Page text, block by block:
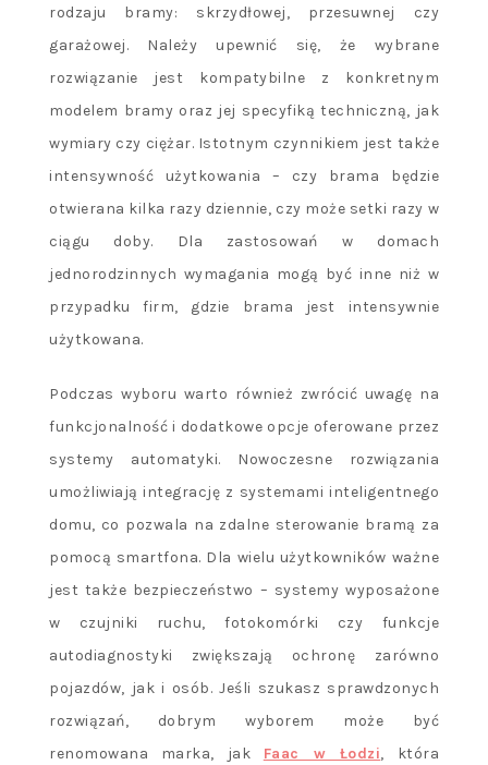
rodzaju bramy: skrzydłowej, przesuwnej czy
garażowej. Należy upewnić się, że wybrane
rozwiązanie jest kompatybilne z konkretnym
modelem bramy oraz jej specyfiką techniczną, jak
wymiary czy ciężar. Istotnym czynnikiem jest także
intensywność użytkowania – czy brama będzie
otwierana kilka razy dziennie, czy może setki razy w
ciągu doby. Dla zastosowań w domach
jednorodzinnych wymagania mogą być inne niż w
przypadku firm, gdzie brama jest intensywnie
użytkowana.
Podczas wyboru warto również zwrócić uwagę na
funkcjonalność i dodatkowe opcje oferowane przez
systemy automatyki. Nowoczesne rozwiązania
umożliwiają integrację z systemami inteligentnego
domu, co pozwala na zdalne sterowanie bramą za
pomocą smartfona. Dla wielu użytkowników ważne
jest także bezpieczeństwo – systemy wyposażone
w czujniki ruchu, fotokomórki czy funkcje
autodiagnostyki zwiększają ochronę zarówno
pojazdów, jak i osób. Jeśli szukasz sprawdzonych
rozwiązań, dobrym wyborem może być
renomowana marka, jak Faac w Łodzi, która